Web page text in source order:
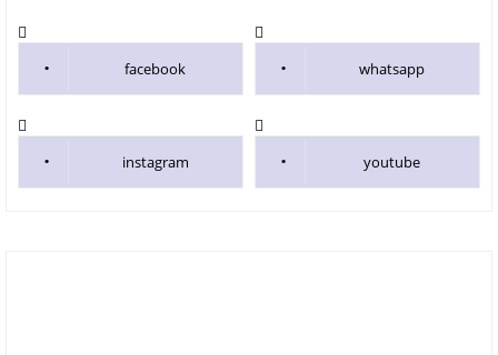
facebook whatsapp
instagram youtube